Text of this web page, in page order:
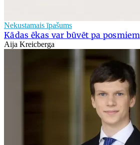
Nekustamais īpašums
Kādas ēkas var būvēt pa posmiem
Aija Kreicberga